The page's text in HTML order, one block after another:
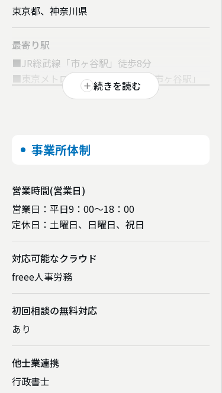
東京都、神奈川県
最寄り駅
■JR総武線「市ヶ谷駅」徒歩8分
■東京メトロ南北線・有楽町線「市ヶ谷駅」
電話番号
03-5946-8892
続きを読む
事業所体制
営業時間(営業日)
営業日：平日9：00～18：00
定休日：土曜日、日曜日、祝日
対応可能なクラウド
freee人事労務
初回相談の無料対応
あり
他士業連携
行政書士